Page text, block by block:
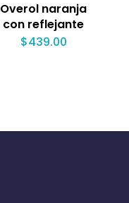
Overol naranja
con reflejante
$439.00